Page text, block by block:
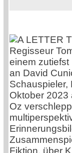
Regisseur
einem
an David
Schauspieler,
Oktober 2023
Oz